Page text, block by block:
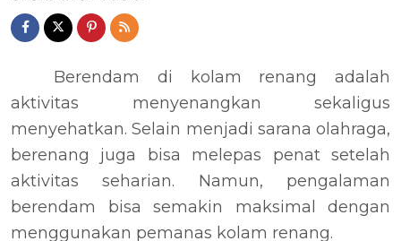
Berendam di kolam renang adalah
aktivitas menyenangkan sekaligus
menyehatkan. Selain menjadi sarana olahraga,
berenang juga bisa melepas penat setelah
aktivitas seharian. Namun, pengalaman
berendam bisa semakin maksimal dengan
menggunakan pemanas kolam renang.